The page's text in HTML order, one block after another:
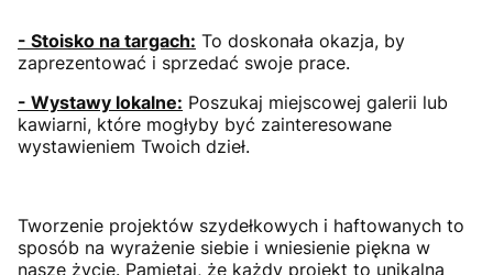
- Stoisko na targach: To doskonała okazja, by
zaprezentować i sprzedać swoje prace.
- Wystawy lokalne: Poszukaj miejscowej galerii lub
kawiarni, które mogłyby być zainteresowane
wystawieniem Twoich dzieł.
Tworzenie projektów szydełkowych i haftowanych to
sposób na wyrażenie siebie i wniesienie piękna w
nasze życie. Pamiętaj, że każdy projekt to unikalna